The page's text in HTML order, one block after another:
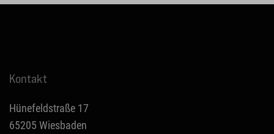
Kontakt
Hünefeldstraße 17
65205 Wiesbaden